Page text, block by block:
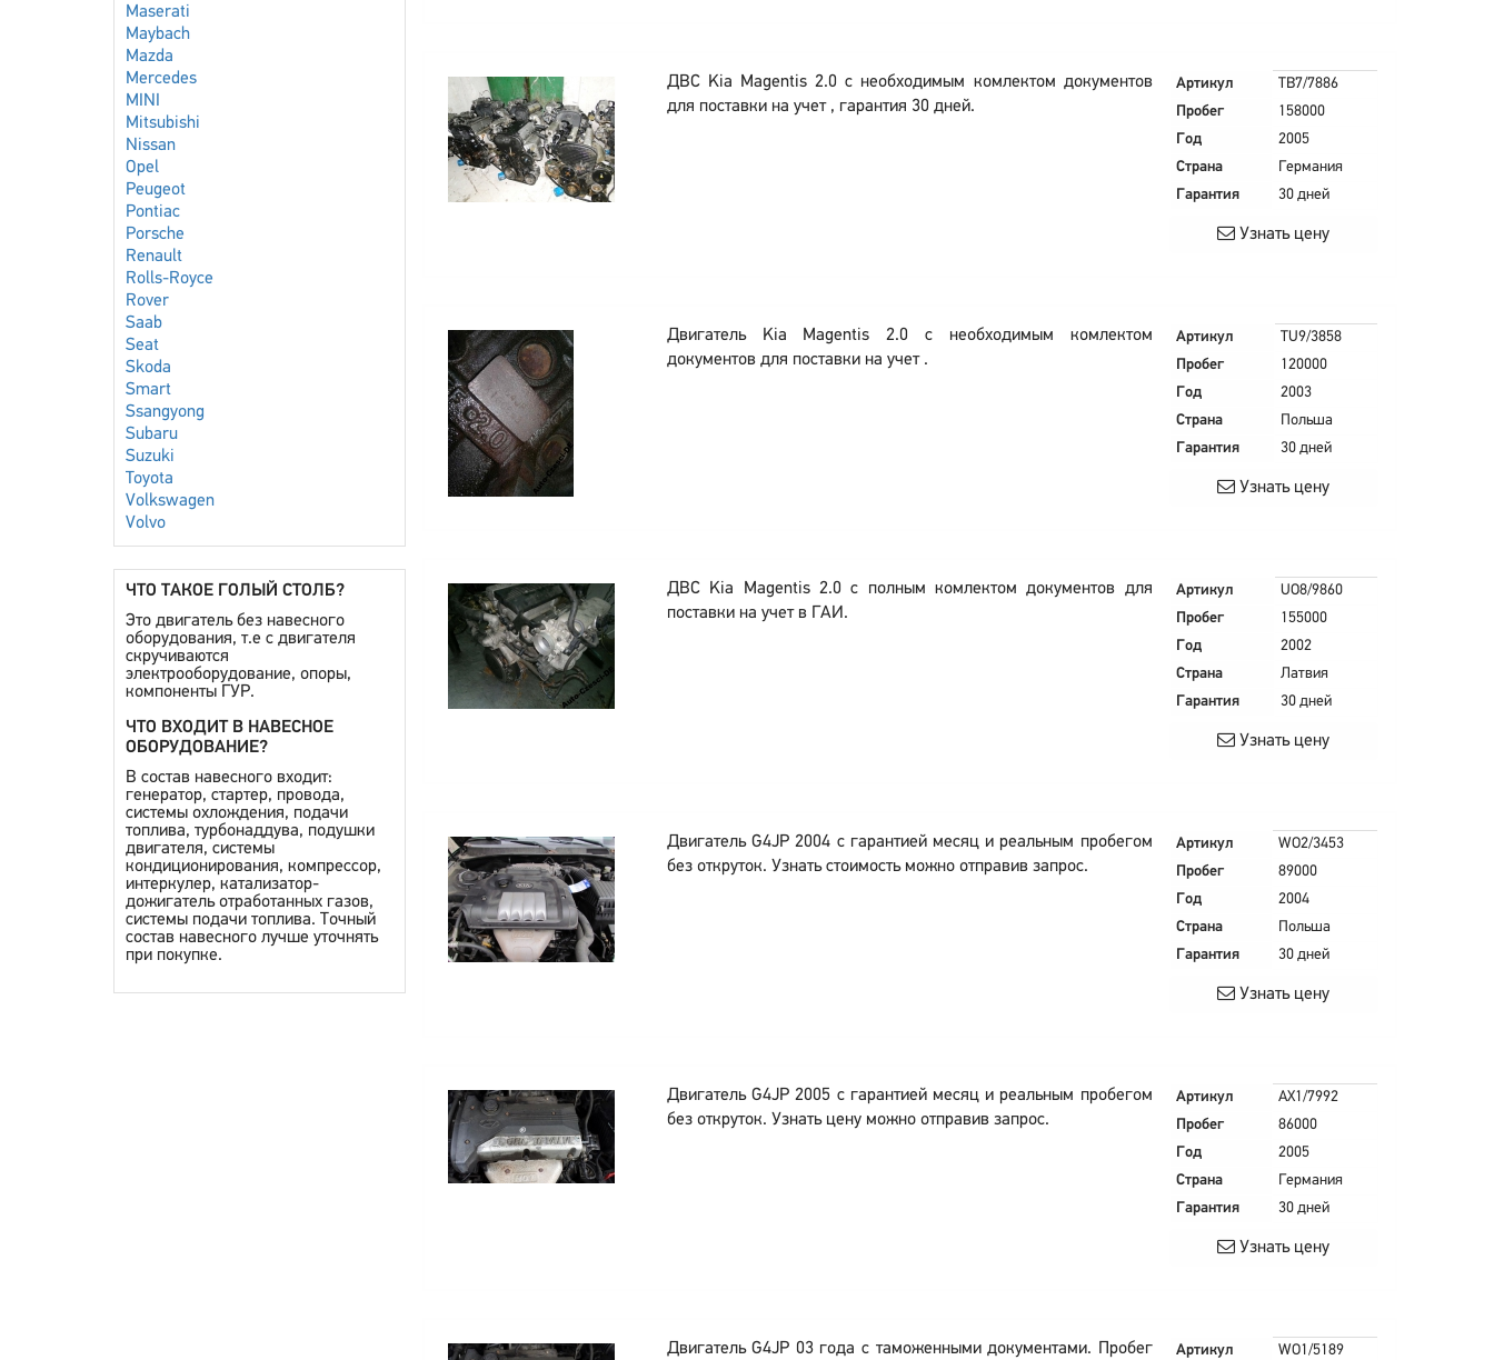
Maserati
Maybach
Mazda
Mercedes
MINI
Mitsubishi
Nissan
Opel
Peugeot
Pontiac
Porsche
Renault
Rolls-Royce
Rover
Saab
Seat
Skoda
Smart
Ssangyong
Subaru
Suzuki
Toyota
Volkswagen
Volvo
ЧТО ТАКОЕ ГОЛЫЙ СТОЛБ?
Это двигатель без навесного
оборудования, т.е с двигателя
скручиваются
электрооборудование, опоры,
компоненты ГУР.
ЧТО ВХОДИТ В НАВЕСНОЕ
ОБОРУДОВАНИЕ?
В состав навесного входит:
генератор, стартер, провода,
системы охлождения, подачи
топлива, турбонаддува, подушки
двигателя, системы
кондиционирования, компрессор,
интеркулер, катализатор-
дожигатель отработанных газов,
системы подачи топлива. Точный
состав навесного лучше уточнять
при покупке.
ДВС Kia Magentis 2.0 с необходимым комлектом документов
для поставки на учет , гарантия 30 дней.
Артикул
TB7/7886
Пробег
158000
Год
2005
Страна
Германия
Гарантия
30 дней
Узнать цену
Двигатель Kia Magentis 2.0 с необходимым комлектом
документов для поставки на учет .
Артикул
TU9/3858
Пробег
120000
Год
2003
Страна
Польша
Гарантия
30 дней
Узнать цену
ДВС Kia Magentis 2.0 с полным комлектом документов для
поставки на учет в ГАИ.
Артикул
UO8/9860
Пробег
155000
Год
2002
Страна
Латвия
Гарантия
30 дней
Узнать цену
Двигатель G4JP 2004 с гарантией месяц и реальным пробегом
без откруток. Узнать стоимость можно отправив запрос.
Артикул
WO2/3453
Пробег
89000
Год
2004
Страна
Польша
Гарантия
30 дней
Узнать цену
Двигатель G4JP 2005 с гарантией месяц и реальным пробегом
без откруток. Узнать цену можно отправив запрос.
Артикул
AX1/7992
Пробег
86000
Год
2005
Страна
Германия
Гарантия
30 дней
Узнать цену
Двигатель G4JP 03 года с таможенными документами. Пробег
Артикул
WO1/5189